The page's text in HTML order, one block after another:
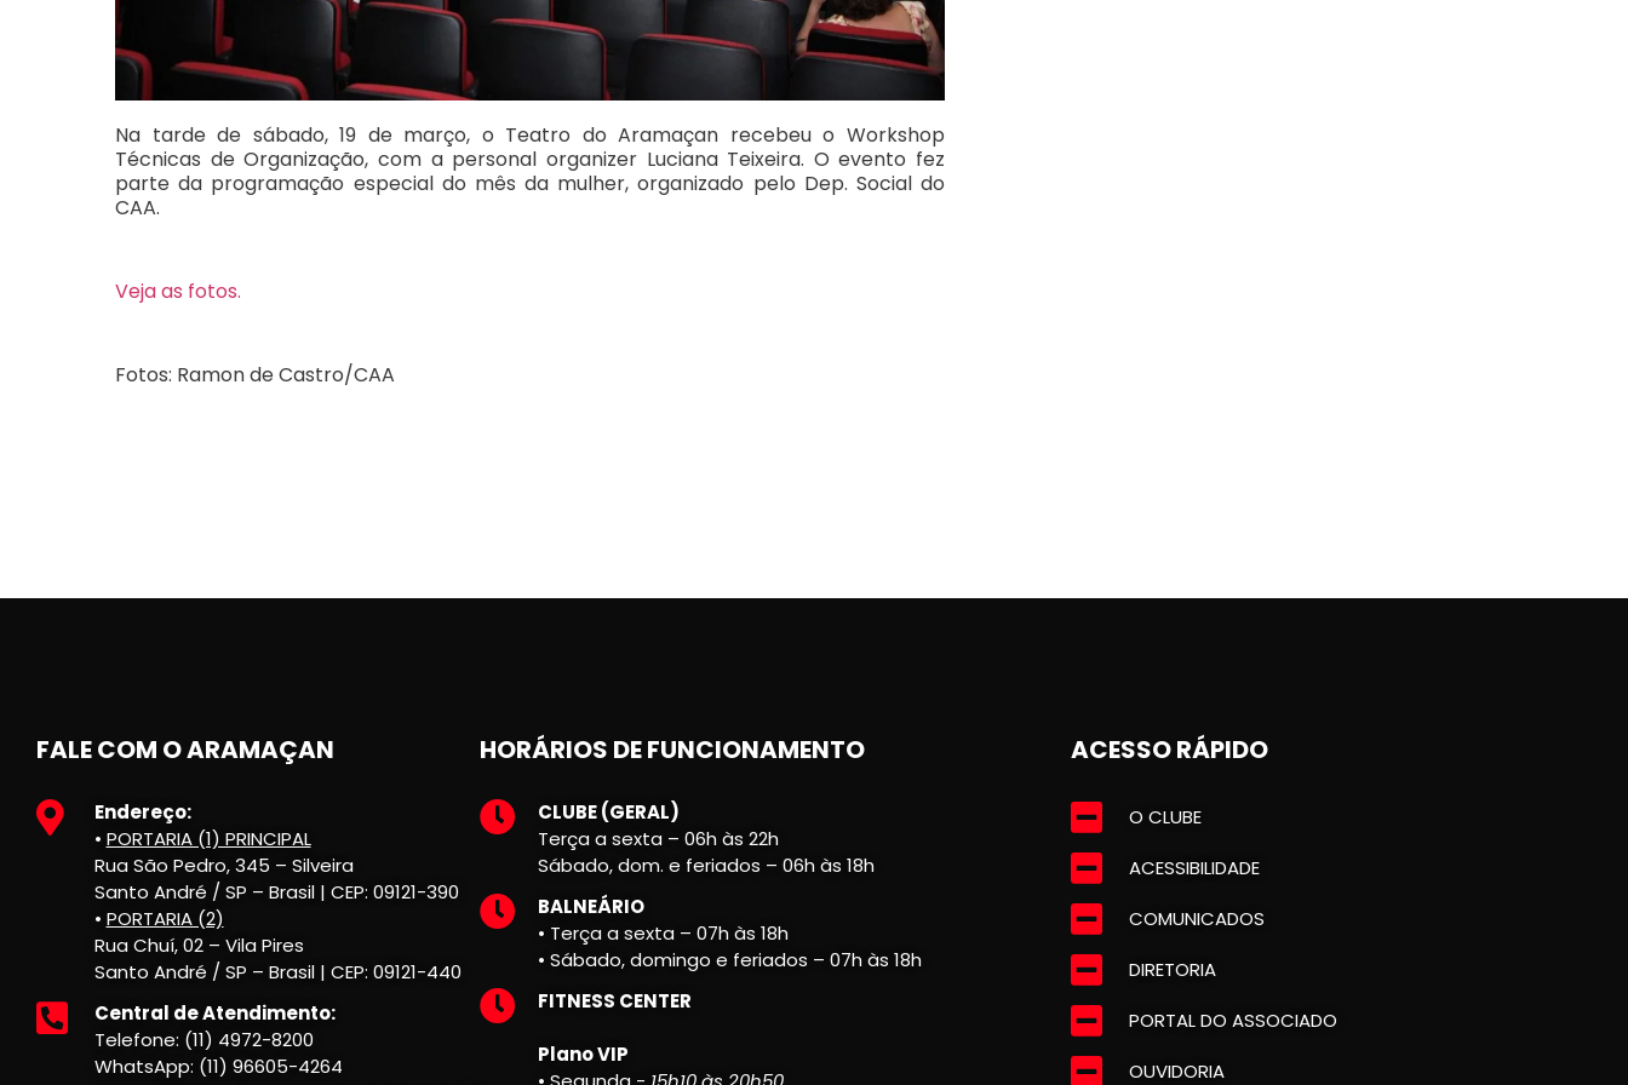
Na tarde de sábado, 19 de março, o Teatro do Aramaçan recebeu o Workshop
Técnicas de Organização, com a personal organizer Luciana Teixeira. O evento fez
parte da programação especial do mês da mulher, organizado pelo Dep. Social do
CAA.
Veja as fotos.
Fotos: Ramon de Castro/CAA
FALE COM O ARAMAÇAN
Endereço:
• PORTARIA (1) PRINCIPAL
Rua São Pedro, 345 – Silveira
Santo André / SP – Brasil | CEP: 09121-390
• PORTARIA (2)
Rua Chuí, 02 – Vila Pires
Santo André / SP – Brasil | CEP: 09121-440
Central de Atendimento:
Telefone: (11) 4972-8200
WhatsApp: (11) 96605-4264
HORÁRIOS DE FUNCIONAMENTO
CLUBE (GERAL)
Terça a sexta – 06h às 22h
Sábado, dom. e feriados – 06h às 18h
BALNEÁRIO
• Terça a sexta – 07h às 18h
• Sábado, domingo e feriados – 07h às 18h
FITNESS CENTER
Plano VIP
ACESSO RÁPIDO
O CLUBE
ACESSIBILIDADE
COMUNICADOS
DIRETORIA
PORTAL DO ASSOCIADO
OUVIDORIA